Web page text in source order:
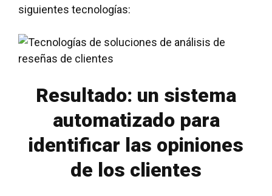
siguientes tecnologías:
Resultado: un sistema
automatizado para
identificar las opiniones
de los clientes